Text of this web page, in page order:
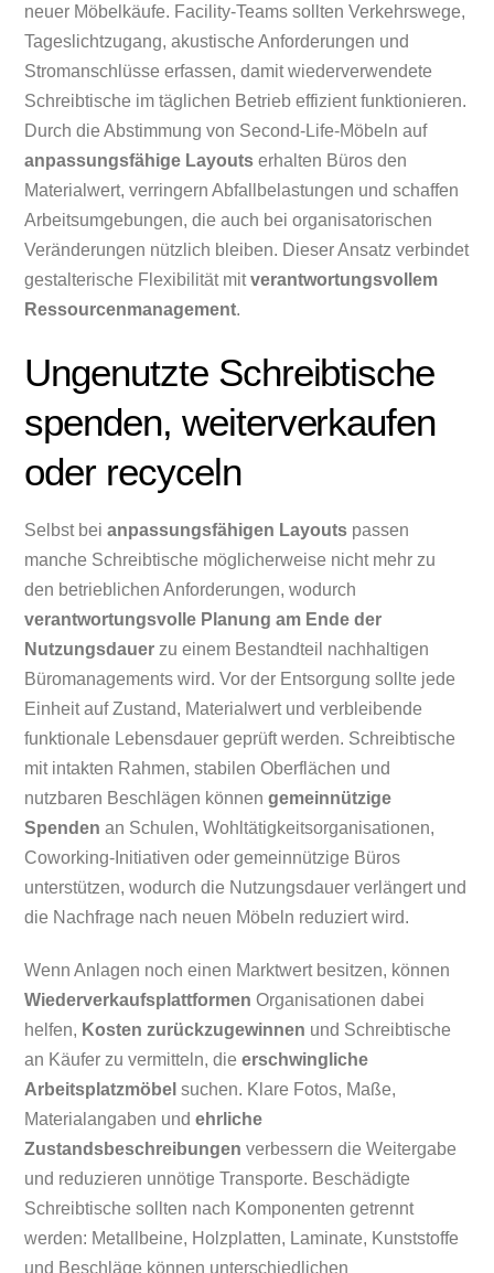
neuer Möbelkäufe. Facility-Teams sollten Verkehrswege,
Tageslichtzugang, akustische Anforderungen und
Stromanschlüsse erfassen, damit wiederverwendete
Schreibtische im täglichen Betrieb effizient funktionieren.
Durch die Abstimmung von Second-Life-Möbeln auf
anpassungsfähige Layouts erhalten Büros den
Materialwert, verringern Abfallbelastungen und schaffen
Arbeitsumgebungen, die auch bei organisatorischen
Veränderungen nützlich bleiben. Dieser Ansatz verbindet
gestalterische Flexibilität mitverantwortungsvollem
Ressourcenmanagement.
Ungenutzte Schreibtische
spenden, weiterverkaufen
oder recyceln
Selbst beianpassungsfähigen Layouts passen
manche Schreibtische möglicherweise nicht mehr zu
den betrieblichen Anforderungen, wodurch
verantwortungsvolle Planung am Ende der
Nutzungsdauer zu einem Bestandteil nachhaltigen
Büromanagements wird. Vor der Entsorgung sollte jede
Einheit auf Zustand, Materialwert und verbleibende
funktionale Lebensdauer geprüft werden. Schreibtische
mit intakten Rahmen, stabilen Oberflächen und
nutzbaren Beschlägen könnengemeinnützige
Spenden an Schulen, Wohltätigkeitsorganisationen,
Coworking-Initiativen oder gemeinnützige Büros
unterstützen, wodurch die Nutzungsdauer verlängert und
die Nachfrage nach neuen Möbeln reduziert wird.
Wenn Anlagen noch einen Marktwert besitzen, können
Wiederverkaufsplattformen Organisationen dabei
helfen, Kosten zurückzugewinnen und Schreibtische
an Käufer zu vermitteln, dieerschwingliche
Arbeitsplatzmöbel suchen. Klare Fotos, Maße,
Materialangaben undehrliche
Zustandsbeschreibungen verbessern die Weitergabe
und reduzieren unnötige Transporte. Beschädigte
Schreibtische sollten nach Komponenten getrennt
werden: Metallbeine, Holzplatten, Laminate, Kunststoffe
und Beschläge können unterschiedlichen